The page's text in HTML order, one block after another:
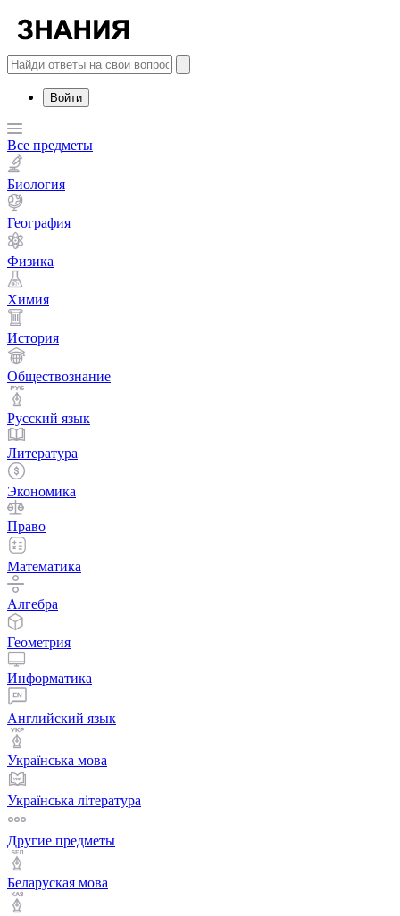
Войти
Все предметы
Биология
География
Физика
Химия
История
Обществознание
Русский язык
Литература
Экономика
Право
Математика
Алгебра
Геометрия
Информатика
Английский язык
Українська мова
Українська література
Другие предметы
Беларуская мова